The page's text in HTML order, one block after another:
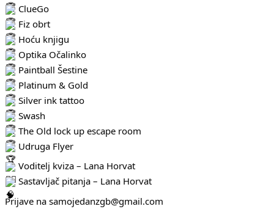
ClueGo
Fiz obrt
Hoću knjigu
Optika Očalinko
Paintball Šestine
Platinum & Gold
Silver ink tattoo
Swash
The Old lock up escape room
Udruga Flyer
Voditelj kviza – Lana Horvat
Sastavljač pitanja – Lana Horvat
Prijave na samojedanzgb@gmail.com